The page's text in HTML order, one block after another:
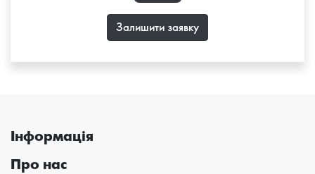
Залишити заявку
Інформація
Про нас